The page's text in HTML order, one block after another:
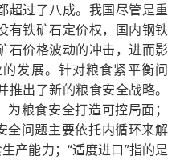
超过了八成。我国尽管是重
有铁矿石定价权，国内钢铁
石价格波动的冲击，进而影
发展。针对粮食紧平衡问
出了新的粮食安全战略。
粮食安全打造可控局面；
全问题主要依托内循环来解
产能力；“适度进口”指的是